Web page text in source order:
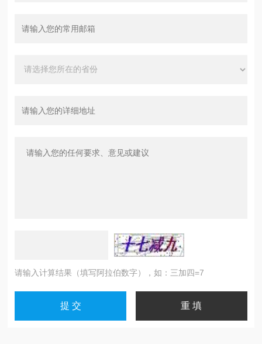
请输入计算结果（填写阿拉伯数字），如：三加四=7